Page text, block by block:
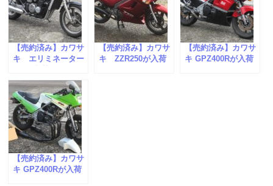
【売約済み】カワサ
キ エリミネーター
た。
【売約済み】カワサ
キ ZZR250が入荷
【売約済み】カワサ
キ GPZ400Rが入荷
【売約済み】カワサ
キ GPZ400Rが入荷